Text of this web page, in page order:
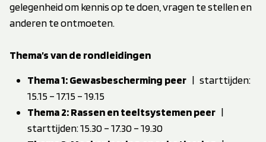
gelegenheid om kennis op te doen, vragen te stellen en
anderen te ontmoeten.
Thema’s van de rondleidingen
Thema 1: Gewasbescherming peer | starttijden:
15.15 – 17.15 – 19.15
Thema 2: Rassen en teeltsystemen peer |
starttijden: 15.30 – 17.30 – 19.30